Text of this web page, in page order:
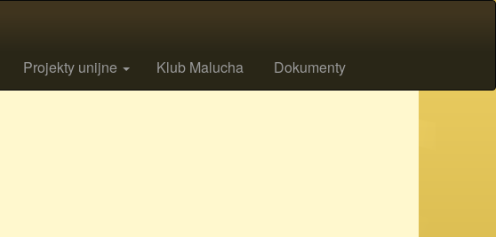
Projekty unijne Klub Malucha Dokumenty